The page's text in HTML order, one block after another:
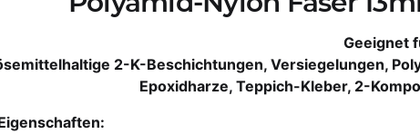
Geeignet
2-K-Beschichtungen, Versiegelungen,
Epoxidharze, Teppich-Kleber, 2-